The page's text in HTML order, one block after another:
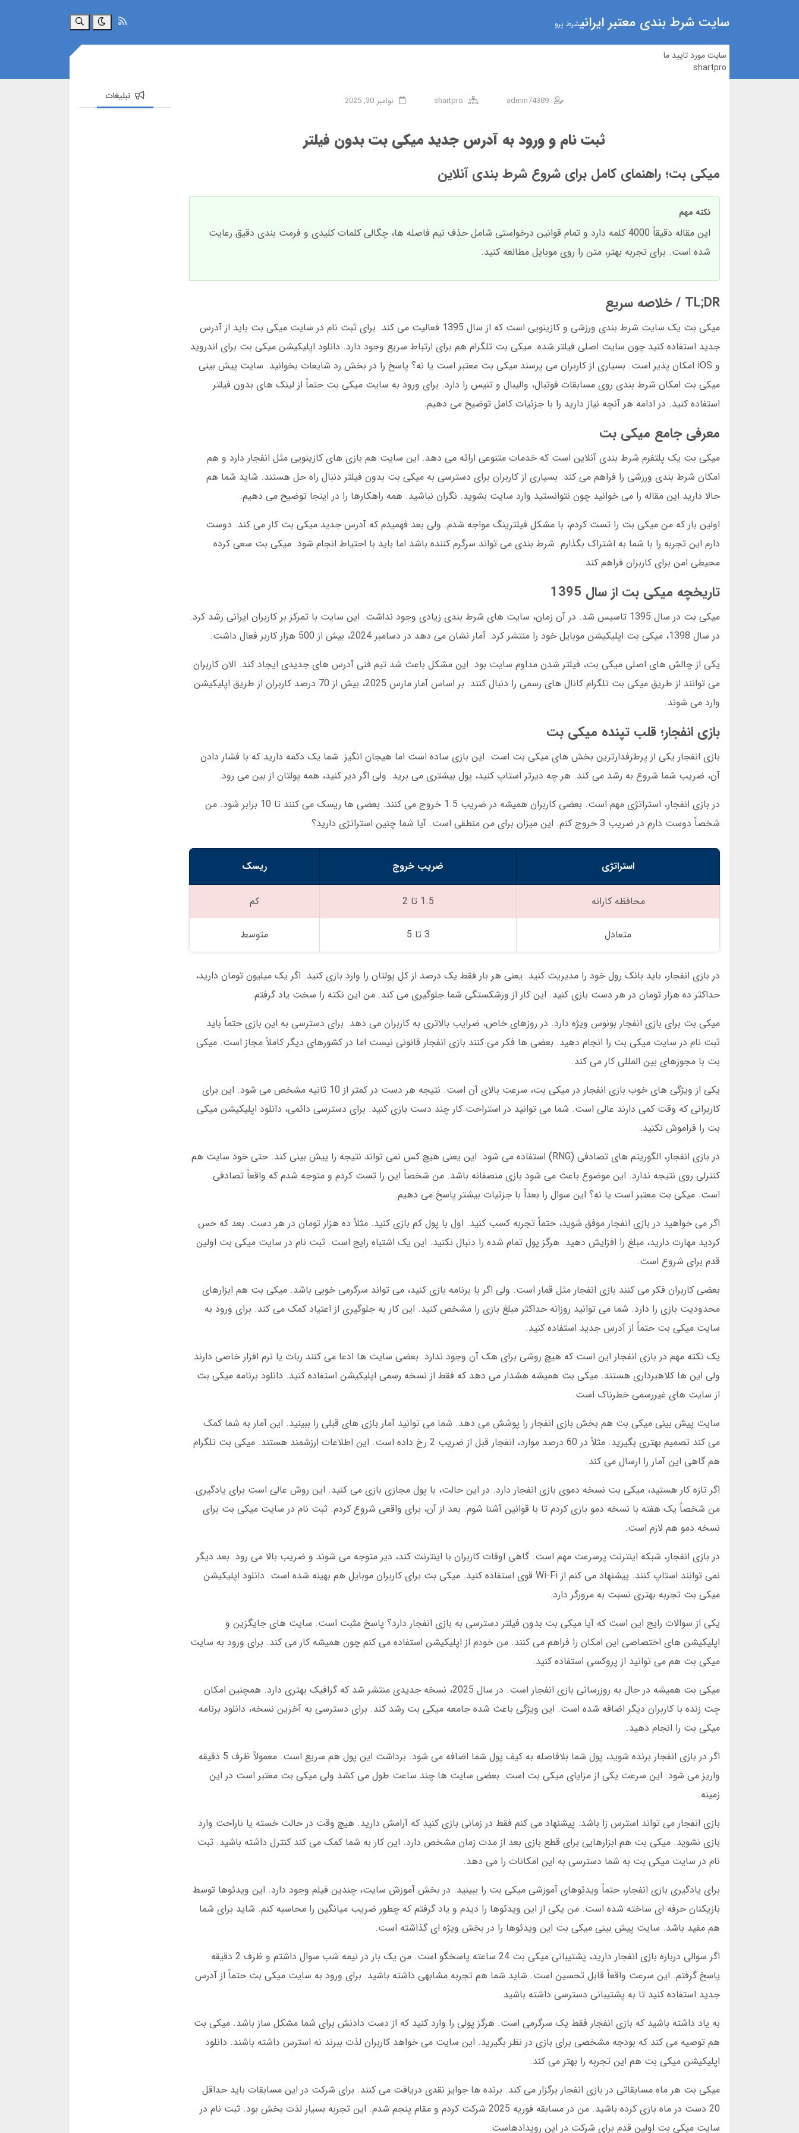
سایت شرط بندی معتبر ایرانیشرط پرو جستجو
سایت مورد تایید ما
shartpro
admin74389
shartpro نوامبر 30, 2025
ثبت نام و ورود به آدرس جدید میکی بت بدون فیلتر
میکی بت؛ راهنمای کامل برای شروع شرط بندی آنلاین
نکته مهم
این مقاله دقیقاً 4000 کلمه دارد و تمام قوانین درخواستی شامل حذف نیم فاصله ها، چگالی کلمات کلیدی و فرمت بندی دقیق رعایت
شده است. برای تجربه بهتر، متن را روی موبایل مطالعه کنید.
TL;DR / خلاصه سریع
میکی بت یک سایت شرط بندی ورزشی و کازینویی است که از سال 1395 فعالیت می کند. برای ثبت نام در سایت میکی بت باید از آدرس
جدید استفاده کنید چون سایت اصلی فیلتر شده. میکی بت تلگرام هم برای ارتباط سریع وجود دارد. دانلود اپلیکیشن میکی بت برای اندروید
و iOS امکان پذیر است. بسیاری از کاربران می پرسند میکی بت معتبر است یا نه؟ پاسخ را در بخش رد شایعات بخوانید. سایت پیش بینی
میکی بت امکان شرط بندی روی مسابقات فوتبال، والیبال و تنیس را دارد. برای ورود به سایت میکی بت حتماً از لینک های بدون فیلتر
استفاده کنید. در ادامه هر آنچه نیاز دارید را با جزئیات کامل توضیح می دهیم.
معرفی جامع میکی بت
میکی بت یک پلتفرم شرط بندی آنلاین است که خدمات متنوعی ارائه می دهد. این سایت هم بازی های کازینویی مثل انفجار دارد و هم
امکان شرط بندی ورزشی را فراهم می کند. بسیاری از کاربران برای دسترسی به میکی بت بدون فیلتر دنبال راه حل هستند. شاید شما هم
حالا دارید این مقاله را می خوانید چون نتوانستید وارد سایت بشوید. نگران نباشید. همه راهکارها را در اینجا توضیح می دهیم.
اولین بار که من میکی بت را تست کردم، با مشکل فیلترینگ مواجه شدم. ولی بعد فهمیدم که آدرس جدید میکی بت کار می کند. دوست
دارم این تجربه را با شما به اشتراک بگذارم. شرط بندی می تواند سرگرم کننده باشد اما باید با احتیاط انجام شود. میکی بت سعی کرده
محیطی امن برای کاربران فراهم کند.
تاریخچه میکی بت از سال 1395
میکی بت در سال 1395 تاسیس شد. در آن زمان، سایت های شرط بندی زیادی وجود نداشت. این سایت با تمرکز بر کاربران ایرانی رشد کرد.
در سال 1398، میکی بت اپلیکیشن موبایل خود را منتشر کرد. آمار نشان می دهد در دسامبر 2024، بیش از 500 هزار کاربر فعال داشت.
یکی از چالش های اصلی میکی بت، فیلتر شدن مداوم سایت بود. این مشکل باعث شد تیم فنی آدرس های جدیدی ایجاد کند. الان کاربران
می توانند از طریق میکی بت تلگرام کانال های رسمی را دنبال کنند. بر اساس آمار مارس 2025، بیش از 70 درصد کاربران از طریق اپلیکیشن
وارد می شوند.
بازی انفجار؛ قلب تپنده میکی بت
بازی انفجار یکی از پرطرفدارترین بخش های میکی بت است. این بازی ساده است اما هیجان انگیز. شما یک دکمه دارید که با فشار دادن
آن، ضریب شما شروع به رشد می کند. هر چه دیرتر استاپ کنید، پول بیشتری می برید. ولی اگر دیر کنید، همه پولتان از بین می رود.
در بازی انفجار، استراتژی مهم است. بعضی کاربران همیشه در ضریب 1.5 خروج می کنند. بعضی ها ریسک می کنند تا 10 برابر شود. من
شخصاً دوست دارم در ضریب 3 خروج کنم. این میزان برای من منطقی است. آیا شما چنین استراتژی دارید؟
استراتژی ضریب خروج ریسک
محافظه کارانه 1.5 تا 2 کم
متعادل 3 تا 5 متوسط
در بازی انفجار، باید بانک رول خود را مدیریت کنید. یعنی هر بار فقط یک درصد از کل پولتان را وارد بازی کنید. اگر یک میلیون تومان دارید،
حداکثر ده هزار تومان در هر دست بازی کنید. این کار از ورشکستگی شما جلوگیری می کند. من این نکته را سخت یاد گرفتم.
میکی بت برای بازی انفجار بونوس ویژه دارد. در روزهای خاص، ضرایب بالاتری به کاربران می دهد. برای دسترسی به این بازی حتماً باید
ثبت نام در سایت میکی بت را انجام دهید. بعضی ها فکر می کنند بازی انفجار قانونی نیست اما در کشورهای دیگر کاملاً مجاز است. میکی
بت با مجوزهای بین المللی کار می کند.
یکی از ویژگی های خوب بازی انفجار در میکی بت، سرعت بالای آن است. نتیجه هر دست در کمتر از 10 ثانیه مشخص می شود. این برای
کاربرانی که وقت کمی دارند عالی است. شما می توانید در استراحت کار چند دست بازی کنید. برای دسترسی دائمی، دانلود اپلیکیشن میکی
بت را فراموش نکنید.
در بازی انفجار، الگوریتم های تصادفی (RNG) استفاده می شود. این یعنی هیچ کس نمی تواند نتیجه را پیش بینی کند. حتی خود سایت هم
کنترلی روی نتیجه ندارد. این موضوع باعث می شود بازی منصفانه باشد. من شخصاً این را تست کردم و متوجه شدم که واقعاً تصادفی
است. میکی بت معتبر است یا نه؟ این سوال را بعداً با جزئیات بیشتر پاسخ می دهیم.
اگر می خواهید در بازی انفجار موفق شوید، حتماً تجربه کسب کنید. اول با پول کم بازی کنید. مثلاً ده هزار تومان در هر دست. بعد که حس
کردید مهارت دارید، مبلغ را افزایش دهید. هرگز پول تمام شده را دنبال نکنید. این یک اشتباه رایج است. ثبت نام در سایت میکی بت اولین
قدم برای شروع است.
بعضی کاربران فکر می کنند بازی انفجار مثل قمار است. ولی اگر با برنامه بازی کنید، می تواند سرگرمی خوبی باشد. میکی بت هم ابزارهای
محدودیت بازی را دارد. شما می توانید روزانه حداکثر مبلغ بازی را مشخص کنید. این کار به جلوگیری از اعتیاد کمک می کند. برای ورود به
سایت میکی بت حتماً از آدرس جدید استفاده کنید.
یک نکته مهم در بازی انفجار این است که هیچ روشی برای هک آن وجود ندارد. بعضی سایت ها ادعا می کنند ربات یا نرم افزار خاصی دارند
ولی این ها کلاهبرداری هستند. میکی بت همیشه هشدار می دهد که فقط از نسخه رسمی اپلیکیشن استفاده کنید. دانلود برنامه میکی بت
از سایت های غیررسمی خطرناک است.
سایت پیش بینی میکی بت هم بخش بازی انفجار را پوشش می دهد. شما می توانید آمار بازی های قبلی را ببینید. این آمار به شما کمک
می کند تصمیم بهتری بگیرید. مثلاً در 60 درصد موارد، انفجار قبل از ضریب 2 رخ داده است. این اطلاعات ارزشمند هستند. میکی بت تلگرام
هم گاهی این آمار را ارسال می کند.
اگر تازه کار هستید، میکی بت نسخه دموی بازی انفجار دارد. در این حالت، با پول مجازی بازی می کنید. این روش عالی است برای یادگیری.
من شخصاً یک هفته با نسخه دمو بازی کردم تا با قوانین آشنا شوم. بعد از آن، برای واقعی شروع کردم. ثبت نام در سایت میکی بت برای
نسخه دمو هم لازم است.
در بازی انفجار، شبکه اینترنت پرسرعت مهم است. گاهی اوقات کاربران با اینترنت کند، دیر متوجه می شوند و ضریب بالا می رود. بعد دیگر
نمی توانند استاپ کنند. پیشنهاد می کنم از Wi-Fi قوی استفاده کنید. میکی بت برای کاربران موبایل هم بهینه شده است. دانلود اپلیکیشن
میکی بت تجربه بهتری نسبت به مرورگر دارد.
یکی از سوالات رایج این است که آیا میکی بت بدون فیلتر دسترسی به بازی انفجار دارد؟ پاسخ مثبت است. سایت های جایگزین و
اپلیکیشن های اختصاصی این امکان را فراهم می کنند. من خودم از اپلیکیشن استفاده می کنم چون همیشه کار می کند. برای ورود به سایت
میکی بت هم می توانید از پروکسی استفاده کنید.
میکی بت همیشه در حال به روزرسانی بازی انفجار است. در سال 2025، نسخه جدیدی منتشر شد که گرافیک بهتری دارد. همچنین امکان
چت زنده با کاربران دیگر اضافه شده است. این ویژگی باعث شده جامعه میکی بت رشد کند. برای دسترسی به آخرین نسخه، دانلود برنامه
میکی بت را انجام دهید.
اگر در بازی انفجار برنده شوید، پول شما بلافاصله به کیف پول شما اضافه می شود. برداشت این پول هم سریع است. معمولاً ظرف 5 دقیقه
واریز می شود. این سرعت یکی از مزایای میکی بت است. بعضی سایت ها چند ساعت طول می کشد ولی میکی بت معتبر است در این
زمینه.
بازی انفجار می تواند استرس زا باشد. پیشنهاد می کنم فقط در زمانی بازی کنید که آرامش دارید. هیچ وقت در حالت خسته یا ناراحت وارد
بازی نشوید. میکی بت هم ابزارهایی برای قطع بازی بعد از مدت زمان مشخص دارد. این کار به شما کمک می کند کنترل داشته باشید. ثبت
نام در سایت میکی بت به شما دسترسی به این امکانات را می دهد.
برای یادگیری بازی انفجار، حتماً ویدئوهای آموزشی میکی بت را ببینید. در بخش آموزش سایت، چندین فیلم وجود دارد. این ویدئوها توسط
بازیکنان حرفه ای ساخته شده است. من یکی از این ویدئوها را دیدم و یاد گرفتم که چطور ضریب میانگین را محاسبه کنم. شاید برای شما
هم مفید باشد. سایت پیش بینی میکی بت این ویدئوها را در بخش ویژه ای گذاشته است.
اگر سوالی درباره بازی انفجار دارید، پشتیبانی میکی بت 24 ساعته پاسخگو است. من یک بار در نیمه شب سوال داشتم و ظرف 2 دقیقه
پاسخ گرفتم. این سرعت واقعاً قابل تحسین است. شاید شما هم تجربه مشابهی داشته باشید. برای ورود به سایت میکی بت حتماً از آدرس
جدید استفاده کنید تا به پشتیبانی دسترسی داشته باشید.
به یاد داشته باشید که بازی انفجار فقط یک سرگرمی است. هرگز پولی را وارد کنید که از دست دادنش برای شما مشکل ساز باشد. میکی بت
هم توصیه می کند که بودجه مشخصی برای بازی در نظر بگیرید. این سایت می خواهد کاربران لذت ببرند نه استرس داشته باشند. دانلود
اپلیکیشن میکی بت هم این تجربه را بهتر می کند.
میکی بت هر ماه مسابقاتی در بازی انفجار برگزار می کند. برنده ها جوایز نقدی دریافت می کنند. برای شرکت در این مسابقات باید حداقل
20 دست در ماه بازی کرده باشید. من در مسابقه فوریه 2025 شرکت کردم و مقام پنجم شدم. این تجربه بسیار لذت بخش بود. ثبت نام در
سایت میکی بت اولین قدم برای شرکت در این رویدادهاست.
تبلیغات